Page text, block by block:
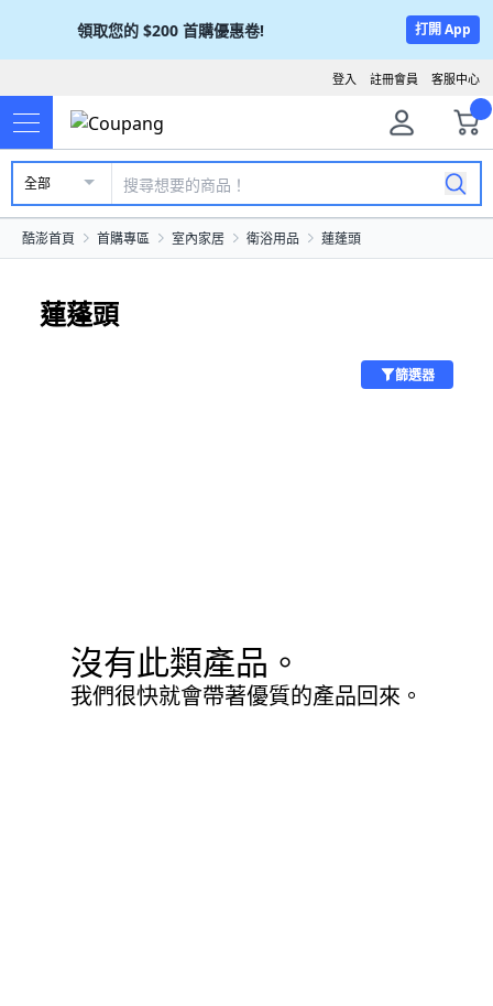
領取您的 $200 首購優惠卷! 打開 App
客服中心
註冊會員
登入
全部
酷澎首頁 首購專區 室內家居 衛浴用品 蓮蓬頭
蓮蓬頭
篩選器
沒有此類產品。
我們很快就會帶著優質的產品回來。